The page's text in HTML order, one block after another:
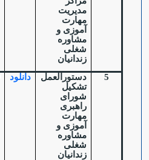
مدیریت
مهارت
آموزی و
مشاوره
شغلی
زندانیان
5
دستورالعمل
تشکیل
شورای
راهبری
مهارت
آموزی و
مشاوره
شغلی
زندانیان
دانلود